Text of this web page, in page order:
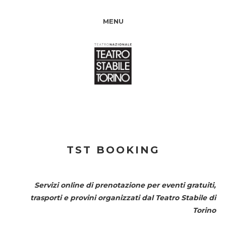
MENU
TST BOOKING
Servizi online di prenotazione per eventi gratuiti,
trasporti e provini organizzati dal Teatro Stabile di
Torino